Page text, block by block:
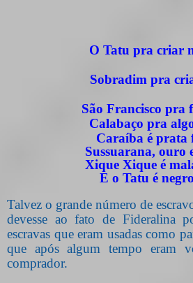
O Tatu pra criar
Sobradim pra
São Francisco pra
Calabaço pra
Caraíba é prata
Sussuarana, ouro
Xique Xique é
E o Tatu é
Talvez o grande número de
devesse ao fato de Fideralina
escravas que eram usadas como
que após algum tempo eram
comprador.